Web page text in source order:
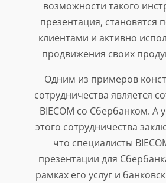
возможности такого
презентация, становятся
клиентами и активно
продвижения своих
Одним из примеров
сотрудничества является
BIECOM со Сбербанком. А
этого сотрудничества
что специалисты
презентации для
рамках его услуг и